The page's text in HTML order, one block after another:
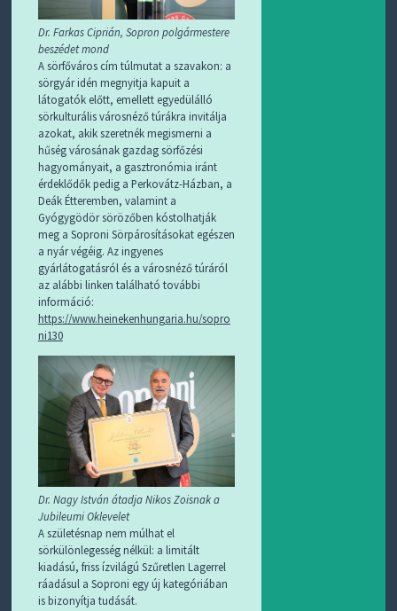
Dr. Farkas Ciprián, Sopron polgármestere
beszédet mond
A sörfőváros cím túlmutat a szavakon: a
sörgyár idén megnyitja kapuit a
látogatók előtt, emellett egyedülálló
sörkulturális városnéző túrákra invitálja
azokat, akik szeretnék megismerni a
hűség városának gazdag sörfőzési
hagyományait, a gasztronómia iránt
érdeklődők pedig a Perkovátz-Házban, a
Deák Étteremben, valamint a
Gyógygödör sörözőben kóstolhatják
meg a Soproni Sörpárosításokat egészen
a nyár végéig. Az ingyenes
gyárlátogatásról és a városnéző túráról
az alábbi linken található további
információ:
https://www.heinekenhungaria.hu/sopro
ni130
Dr. Nagy István átadja Nikos Zoisnak a
Jubileumi Oklevelet
A születésnap nem múlhat el
sörkülönlegesség nélkül: a limitált
kiadású, friss ízvilágú Szűretlen Lagerrel
ráadásul a Soproni egy új kategóriában
is bizonyítja tudását.